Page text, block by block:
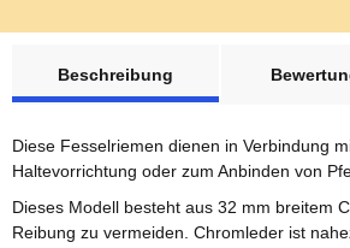
Beschreibung
Diese Fesselriemen dienen in Verbindung
Haltevorrichtung oder zum Anbinden von
Dieses Modell besteht aus 32 mm breitem
Reibung zu vermeiden. Chromleder ist